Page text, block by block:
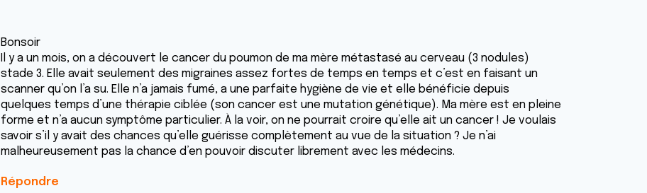
Bonsoir
Il y a un mois, on a découvert le cancer du poumon de ma mère métastasé au cerveau (3 nodules)
stade 3. Elle avait seulement des migraines assez fortes de temps en temps et c’est en faisant un
scanner qu’on l’a su. Elle n’a jamais fumé, a une parfaite hygiène de vie et elle bénéficie depuis
quelques temps d’une thérapie ciblée (son cancer est une mutation génétique). Ma mère est en pleine
forme et n’a aucun symptôme particulier. À la voir, on ne pourrait croire qu’elle ait un cancer ! Je voulais
savoir s’il y avait des chances qu’elle guérisse complètement au vue de la situation ? Je n’ai
malheureusement pas la chance d’en pouvoir discuter librement avec les médecins.
Répondre